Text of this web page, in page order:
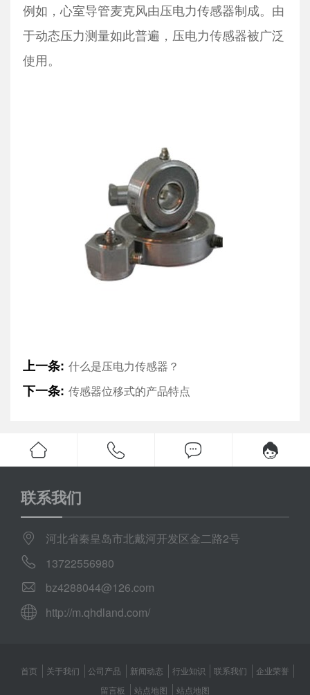
例如，心室导管麦克风由压电力传感器制成。由
于动态压力测量如此普遍，压电力传感器被广泛
使用。
上一条: 什么是压电力传感器？
下一条: 传感器位移式的产品特点
联系我们
河北省秦皇岛市北戴河开发区金二路2号
13722556980
bz4288044@126.com
http://m.qhdland.com/
首页 关于我们 公司产品 新闻动态 行业知识 联系我们
企业荣誉
留言板
站点地图 站点地图